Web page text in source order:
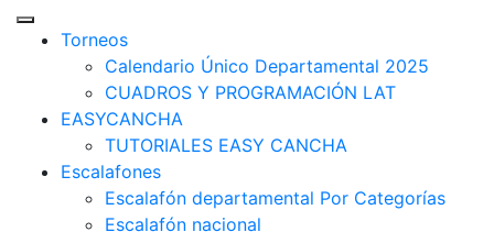
Torneos
Calendario Único Departamental 2025
CUADROS Y PROGRAMACIÓN LAT
EASYCANCHA
TUTORIALES EASY CANCHA
Escalafones
Escalafón departamental Por Categorías
Escalafón nacional